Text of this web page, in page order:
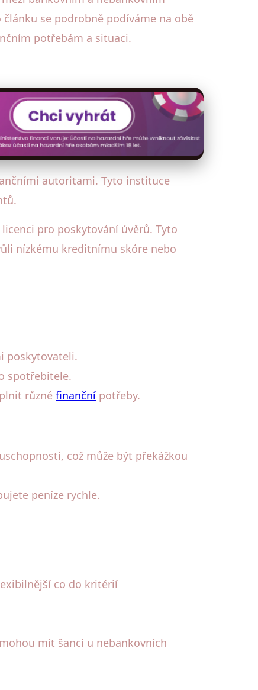
se podrobně podíváme na obě
potřebám a situaci.
autoritami. Tyto instituce
pro poskytování úvěrů. Tyto
nízkému kreditnímu skóre nebo
poskytovateli.
spotřebitele.
různé finanční potřeby.
což může být překážkou
peníze rychle.
co do kritérií
mít šanci u nebankovních